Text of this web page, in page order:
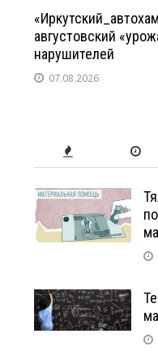
августовский
нарушителей
07.08.2026